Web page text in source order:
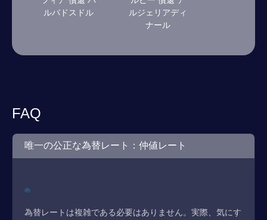
ルバドスドル
ルジェリアディ
ナール
FAQ
唯一の公正な為替レート：仲値レート
為替レートは複雑である必要はありません。実際、気にす